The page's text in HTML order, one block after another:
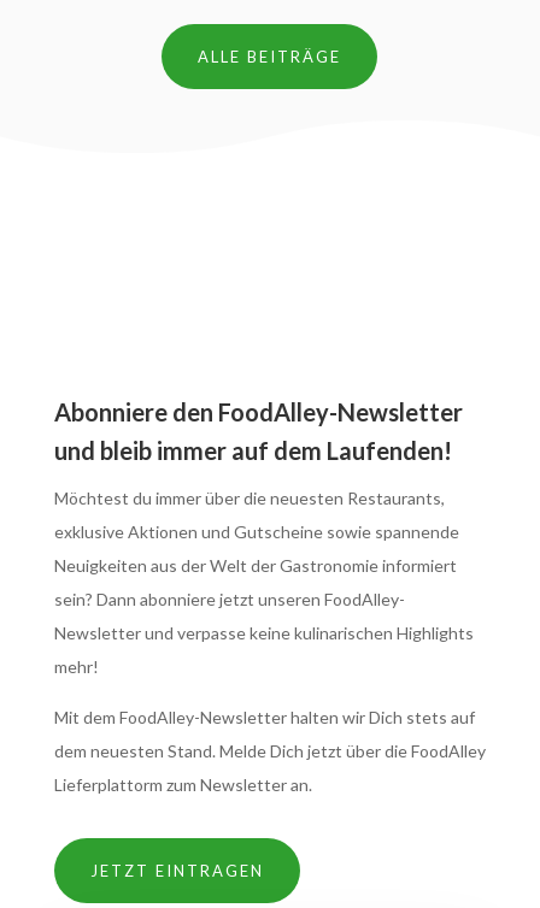
ALLE BEITRÄGE
Abonniere den FoodAlley-Newsletter
und bleib immer auf dem Laufenden!
Möchtest du immer über die neuesten Restaurants,
exklusive Aktionen und Gutscheine sowie spannende
Neuigkeiten aus der Welt der Gastronomie informiert
sein? Dann abonniere jetzt unseren FoodAlley-
Newsletter und verpasse keine kulinarischen Highlights
mehr!
Mit dem FoodAlley-Newsletter halten wir Dich stets auf
dem neuesten Stand. Melde Dich jetzt über die FoodAlley
Lieferplattorm zum Newsletter an.
JETZT EINTRAGEN